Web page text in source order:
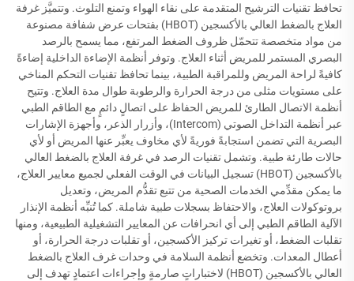
تحافظ تقنيات الترشيح المتقدمة على نقاء الهواء وتمنع التلوث. وتتميَّز غرفة
العلاج بالضغط العالي بالأكسجين (HBOT) بفتحات عرض شفافة مصنوعة
من مواد متخصصة تتحمّل ظروف الضغط المرتفع، مما يسمح بالرصد
البصري المستمر للمريض أثناء العلاج. وتوفر أنظمة الإضاءة الداخلية إضاءةً
كافيةً لراحة المريض وللمراقبة الطبية، بينما تحافظ تقنيات التحكم المناخي
على مستويات مثلى من درجة الحرارة والرطوبة طوال مدة العلاج. وتتيح
أنظمة الاتصال الطارئ للمريض الحفاظ على اتصالٍ دائمٍ مع الطاقم الطبي
عبر أنظمة التداخل الصوتي (Intercom)، وأزرار الذعر، وأجهزة الإشارات
البصرية التي تضمن استجابةً فوريةً لأي مخاوف يعبِّر عنها المريض أو لأي
حالات طارئة طبية. وتشمل تقنيات الرصد في غرفة العلاج بالضغط العالي
بالأكسجين (HBOT) تسجيل البيانات في الوقت الفعلي لجميع معايير العلاج،
ما يمكن مقدِّمي الخدمات الصحية من تتبع تقدُّم المريض، وتعديل
بروتوكولات العلاج، والاحتفاظ بسجلات طبية شاملة. كما تُنبِّه أنظمة الإنذار
الآلية الطاقم الطبي إلى أي انحرافات عن المعايير التشغيلية الطبيعية، ومنها
تقلبات الضغط، أو تغيرات تركيز الأكسجين، أو تقلبات درجة الحرارة، أو
أعطال المعدات. وتخضع أنظمة السلامة في وحدات غرف العلاج بالضغط
العالي بالأكسجين (HBOT) لاختباراتٍ صارمةٍ وإجراءات اعتمادٍ تهدف إلى